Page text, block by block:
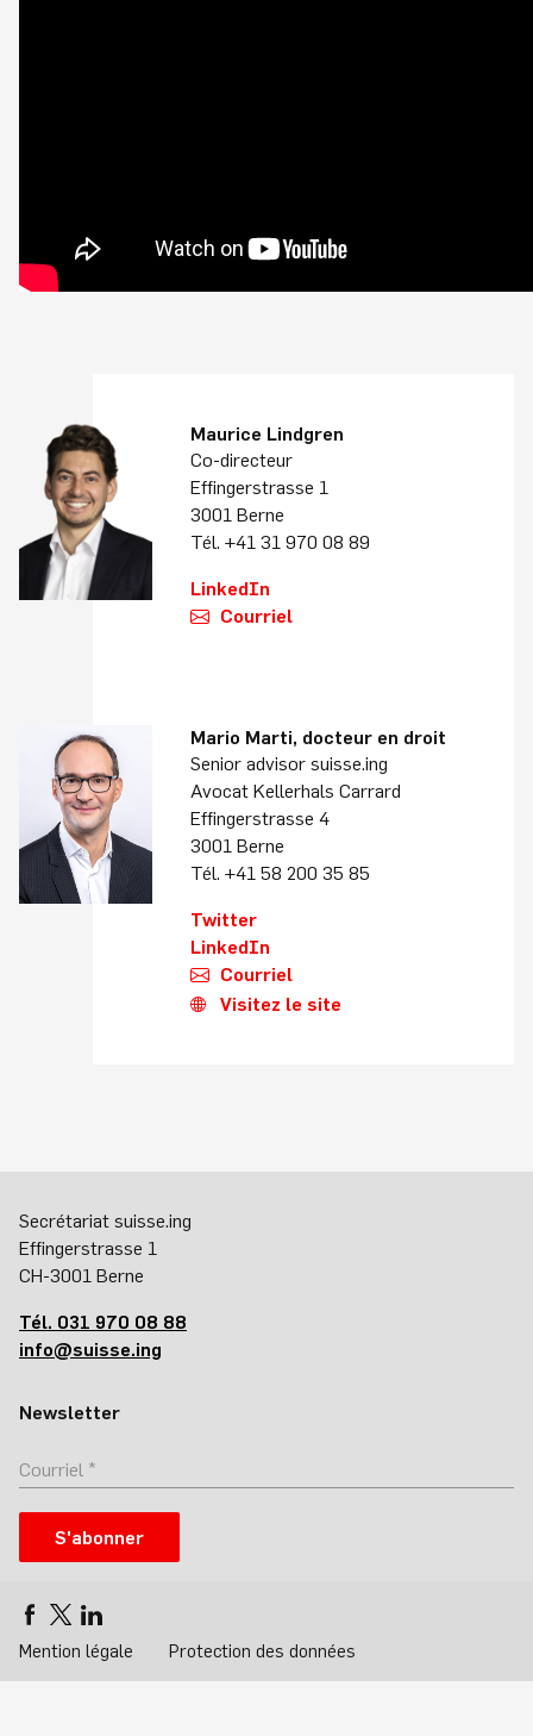
Maurice Lindgren
Co-directeur
Effingerstrasse 1
3001 Berne
Tél. +41 31 970 08 89
LinkedIn
Courriel
Mario Marti, docteur en droit
Senior advisor suisse.ing
Avocat Kellerhals Carrard
Effingerstrasse 4
3001 Berne
Tél. +41 58 200 35 85
Twitter
LinkedIn
Courriel
Visitez le site
Secrétariat suisse.ing
Effingerstrasse 1
CH-3001 Berne
Tél. 031 970 08 88
info@suisse.ing
Newsletter
S'abonner
Mention légale Protection des données